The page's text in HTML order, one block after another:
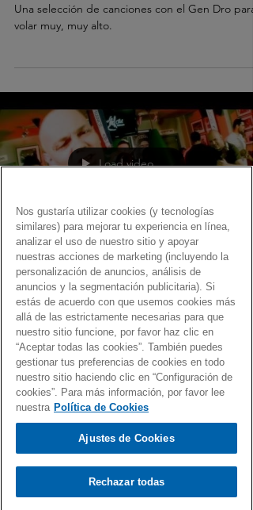
Una selección de canciones con el Gen Dro para
volar muy, muy alto.
Load video
Fernando Martín
13 dic 2020
Vámonos de fiesta con el Gen
Dro
Selección de canciones de lo más festivas… con
Gen Dro
Nos gustaría utilizar cookies (y tecnologías
similares) para mejorar tu experiencia en línea,
analizar el uso de nuestro sitio y apoyar
nuestras acciones de marketing (incluyendo la
personalización de anuncios, análisis de
anuncios y la segmentación publicitaria). Si
estás de acuerdo con que usemos cookies más
allá de las estrictamente necesarias para que
nuestro sitio funcione, por favor haz clic en
“Aceptar todas las cookies”. También puedes
gestionar tus preferencias de cookies en todo
nuestro sitio haciendo clic en “Configuración de
cookies”. Para más información, por favor lee
nuestra Política de Cookies
Ajustes de Cookies
Rechazar todas